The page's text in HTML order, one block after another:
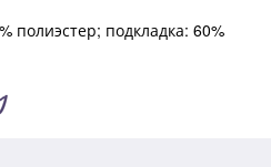
полиэстер; подкладка: 60%